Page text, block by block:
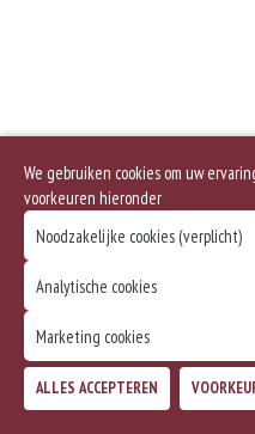
We gebruiken cookies om uw
voorkeuren hieronder
Noodzakelijke cookies (verplicht)
Analytische cookies
Marketing cookies
ALLES ACCEPTEREN